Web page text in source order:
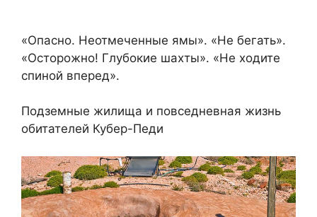
«Опасно. Неотмеченные ямы». «Не бегать».
«Осторожно! Глубокие шахты». «Не ходите
спиной вперед».
Подземные жилища и повседневная жизнь
обитателей Кубер-Педи